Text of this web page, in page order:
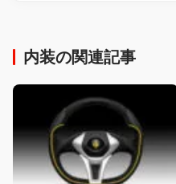
内装の関連記事